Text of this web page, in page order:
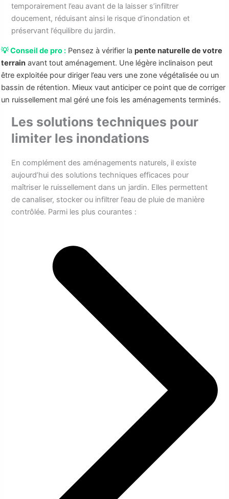
temporairement l’eau avant de la laisser s’infiltrer
doucement, réduisant ainsi le risque d’inondation et
préservant l’équilibre du jardin.
💡 Conseil de pro : Pensez à vérifier lapente naturelle de votre
terrain avant tout aménagement. Une légère inclinaison peut
être exploitée pour diriger l’eau vers une zone végétalisée ou un
bassin de rétention. Mieux vaut anticiper ce point que de corriger
un ruissellement mal géré une fois les aménagements terminés.
Les solutions techniques pour
limiter les inondations
En complément des aménagements naturels, il existe
aujourd’hui des solutions techniques efficaces pour
maîtriser le ruissellement dans un jardin. Elles permettent
de canaliser, stocker ou infiltrer l’eau de pluie de manière
contrôlée. Parmi les plus courantes :